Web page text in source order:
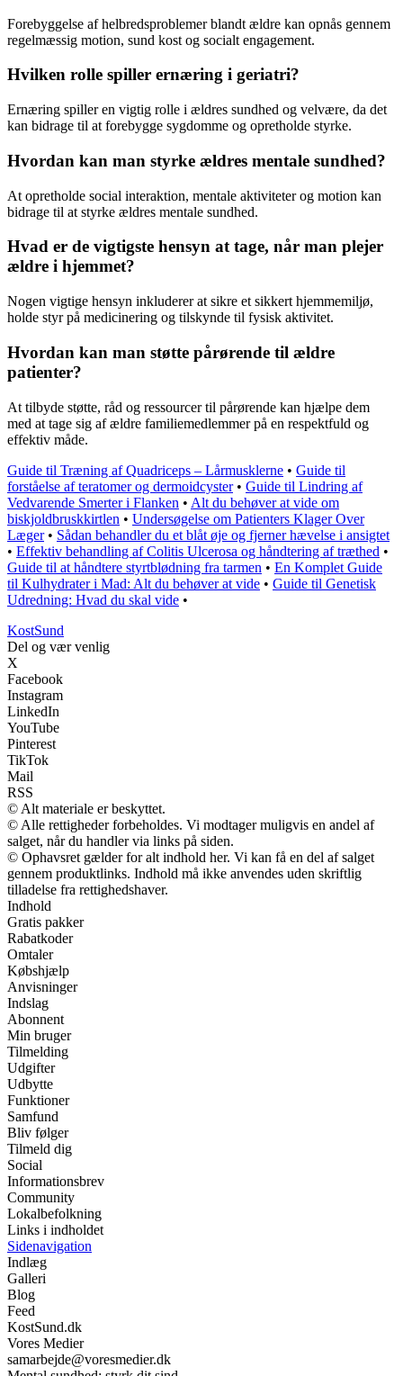
Forebyggelse af helbredsproblemer blandt ældre kan opnås gennem
regelmæssig motion, sund kost og socialt engagement.
Hvilken rolle spiller ernæring i geriatri?
Ernæring spiller en vigtig rolle i ældres sundhed og velvære, da det
kan bidrage til at forebygge sygdomme og opretholde styrke.
Hvordan kan man styrke ældres mentale sundhed?
At opretholde social interaktion, mentale aktiviteter og motion kan
bidrage til at styrke ældres mentale sundhed.
Hvad er de vigtigste hensyn at tage, når man plejer
ældre i hjemmet?
Nogen vigtige hensyn inkluderer at sikre et sikkert hjemmemiljø,
holde styr på medicinering og tilskynde til fysisk aktivitet.
Hvordan kan man støtte pårørende til ældre
patienter?
At tilbyde støtte, råd og ressourcer til pårørende kan hjælpe dem
med at tage sig af ældre familiemedlemmer på en respektfuld og
effektiv måde.
Guide til Træning af Quadriceps – Lårmusklerne • Guide til
forståelse af teratomer og dermoidcyster• Guide til Lindring af
Vedvarende Smerter i Flanken • Alt du behøver at vide om
biskjoldbruskkirtlen • Undersøgelse om Patienters Klager Over
Læger• Sådan behandler du et blåt øje og fjerner hævelse i ansigtet
• Effektiv behandling af Colitis Ulcerosa og håndtering af træthed •
Guide til at håndtere styrtblødning fra tarmen • En Komplet Guide
til Kulhydrater i Mad: Alt du behøver at vide • Guide til Genetisk
Udredning: Hvad du skal vide •
KostSund
Del og vær venlig
X
Facebook
Instagram
LinkedIn
YouTube
Pinterest
TikTok
Mail
RSS
© Alt materiale er beskyttet.
© Alle rettigheder forbeholdes. Vi modtager muligvis en andel af
salget, når du handler via links på siden.
© Ophavsret gælder for alt indhold her. Vi kan få en del af salget
gennem produktlinks. Indhold må ikke anvendes uden skriftlig
tilladelse fra rettighedshaver.
Indhold
Gratis pakker
Rabatkoder
Omtaler
Købshjælp
Anvisninger
Indslag
Abonnent
Min bruger
Tilmelding
Udgifter
Udbytte
Funktioner
Samfund
Bliv følger
Tilmeld dig
Social
Informationsbrev
Community
Lokalbefolkning
Links i indholdet
Sidenavigation
Indlæg
Galleri
Blog
Feed
KostSund.dk
Vores Medier
samarbejde@voresmedier.dk